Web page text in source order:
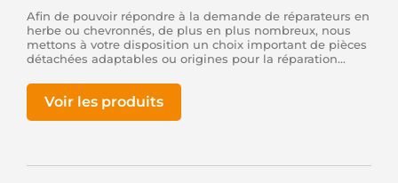
Afin de pouvoir répondre à la demande de réparateurs en
herbe ou chevronnés, de plus en plus nombreux, nous
mettons à votre disposition un choix important de pièces
détachées adaptables ou origines pour la réparation...
Voir les produits